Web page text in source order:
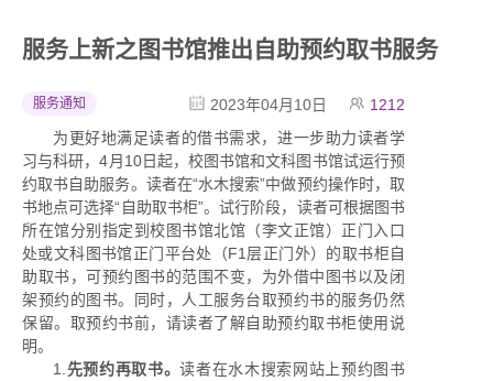
服务上新之图书馆推出自助预约取书服务
服务通知 1212
2023年04月10日
为更好地满足读者的借书需求，进一步助力读者学
习与科研，4月10日起，校图书馆和文科图书馆试运行预
约取书自助服务。读者在“水木搜索”中做预约操作时，取
书地点可选择“自助取书柜”。试行阶段，读者可根据图书
所在馆分别指定到校图书馆北馆（李文正馆）正门入口
处或文科图书馆正门平台处（F1层正门外）的取书柜自
助取书，可预约图书的范围不变，为外借中图书以及闭
架预约的图书。同时，人工服务台取预约书的服务仍然
保留。取预约书前，请读者了解自助预约取书柜使用说
明。
1. 先预约再取书。读者在水木搜索网站上预约图书